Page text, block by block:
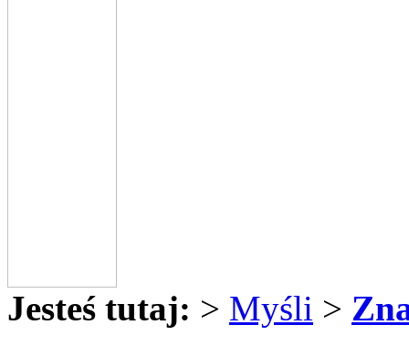
Jesteś tutaj: > Myśli >